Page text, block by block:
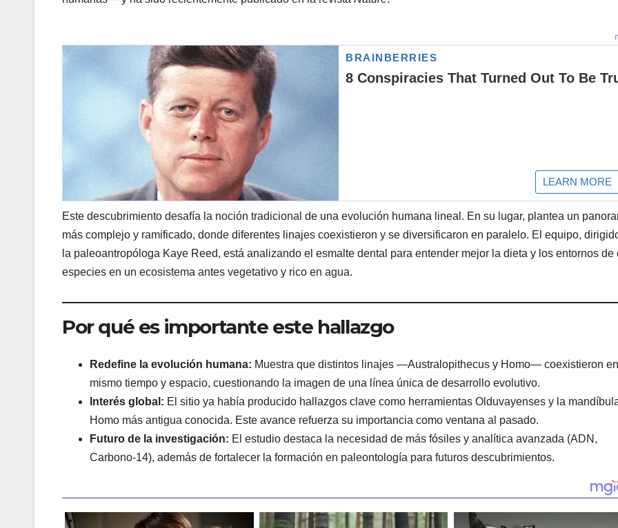
Este descubrimiento desafía la noción tradicional de una evolución humana lineal. En su lugar, plantea un
más complejo y ramificado, donde diferentes linajes coexistieron y se diversificaron en paralelo. El equipo,
la paleoantropóloga Kaye Reed, está analizando el esmalte dental para entender mejor la dieta y los entornos de
especies en un ecosistema antes vegetativo y rico en agua.
Por qué es importante este hallazgo
Redefine la evolución humana: Muestra que distintos linajes —Australopithecus y Homo— coexistieron
mismo tiempo y espacio, cuestionando la imagen de una línea única de desarrollo evolutivo.
Interés global: El sitio ya había producido hallazgos clave como herramientas Olduvayenses y la
Homo más antigua conocida. Este avance refuerza su importancia como ventana al pasado.
Futuro de la investigación: El estudio destaca la necesidad de más fósiles y analítica avanzada (ADN,
Carbono-14), además de fortalecer la formación en paleontología para futuros descubrimientos.